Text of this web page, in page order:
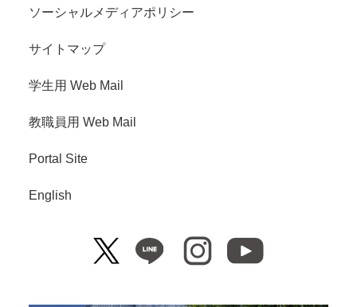
ソーシャルメディアポリシー
サイトマップ
学生用 Web Mail
教職員用 Web Mail
Portal Site
English